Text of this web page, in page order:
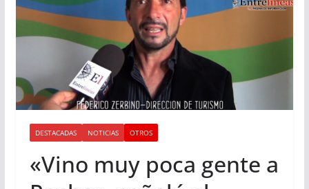
DESTACADAS NOTICIAS OTROS
«Vino muy poca gente a